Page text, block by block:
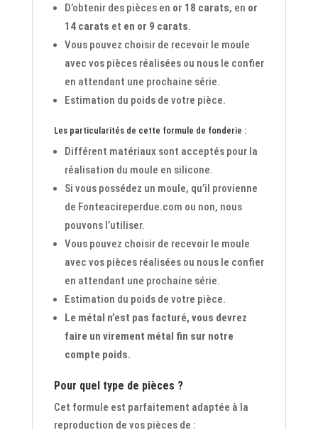
D’obtenir des pièces en or 18 carats, en or
14 carats et en or 9 carats.
Vous pouvez choisir de recevoir le moule
avec vos pièces réalisées ou nous le confier
en attendant une prochaine série.
Estimation du poids de votre pièce.
Les particularités de cette formule de fonderie :
Différent matériaux sont acceptés pour la
réalisation du moule en silicone.
Si vous possédez un moule, qu’il provienne
de Fonteacireperdue.com ou non, nous
pouvons l’utiliser.
Vous pouvez choisir de recevoir le moule
avec vos pièces réalisées ou nous le confier
en attendant une prochaine série.
Estimation du poids de votre pièce.
Le métal n’est pas facturé, vous devrez
faire un virement métal fin sur notre
compte poids.
Pour quel type de pièces ?
Cet formule est parfaitement adaptée à la
reproduction de vos pièces de :